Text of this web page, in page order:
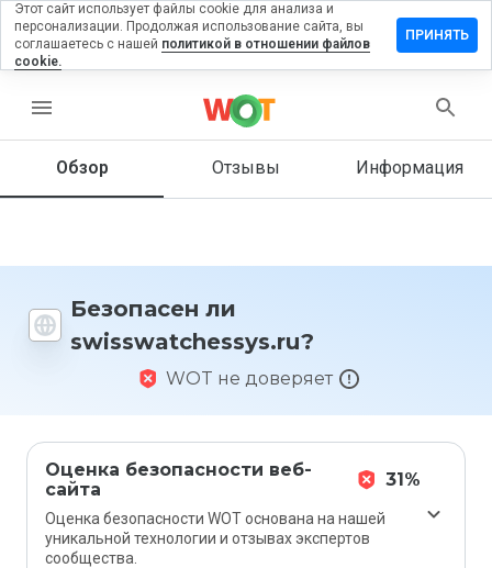
menu
Обзор Отзывы Информация
Безопасен ли
swisswatchessys.ru?
WOT не доверяет
Оценка безопасности веб-
сайта
31%
Оценка безопасности WOT основана на нашей
уникальной технологии и отзывах экспертов
сообщества.
отзыв на
вы
сайт от
Этот сайт использует файлы cookie для анализа и
персонализации. Продолжая использование сайта, вы
соглашаетесь с нашей политикой в отношении файлов
cookie.
ПРИНЯТЬ